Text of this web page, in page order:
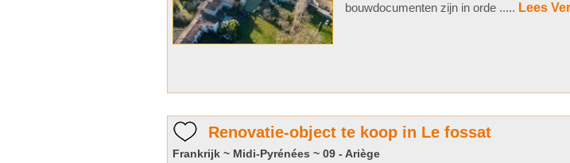
bouwdocumenten zijn in orde ..... Lees
Renovatie-object te koop in Le fossat
Frankrijk ~ Midi-Pyrénées ~ 09 - Ariège